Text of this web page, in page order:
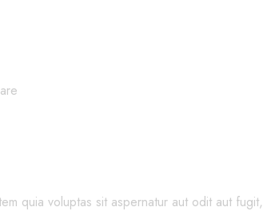
quia voluptas sit aspernatur aut odit aut